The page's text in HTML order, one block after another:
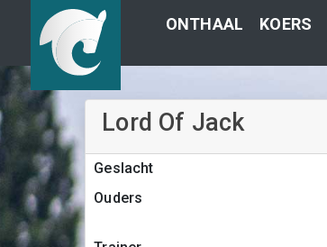
ONTHAAL KOERS
Lord Of Jack
Geslacht
Ouders